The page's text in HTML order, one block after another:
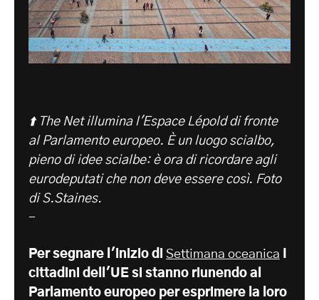
⬆️ The Net illumina l'Espace Lépold di fronte
al Parlamento europeo. È un luogo scialbo,
pieno di idee scialbe: è ora di ricordare agli
eurodeputati che non deve essere così. Foto
di S.Staines.
-
Per segnare l'inizio di Settimana oceanica
cittadini dell'UE si stanno riunendo al
Parlamento europeo per esprimere la loro